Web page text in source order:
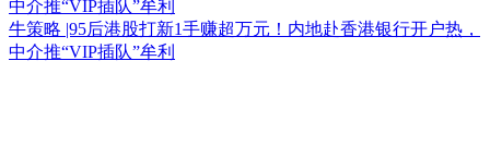
中介推“VIP插队”牟利
牛策略 |95后港股打新1手赚超万元！内地赴香港银行开户热，
中介推“VIP插队”牟利